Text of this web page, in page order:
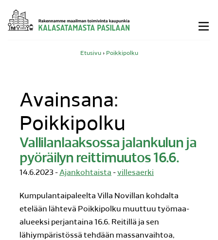
Siirry
sisältöön
Etusivu› Poikkipolku
Avainsana:
Poikkipolku
Vallilanlaaksossa jalankulun ja
pyöräilyn reittimuutos 16.6.
14.6.2023 -Ajankohtaista -villesaerki
Kumpulantaipaleelta Villa Novillan kohdalta
etelään lähtevä Poikkipolku muuttuu työmaa-
alueeksi perjantaina 16.6. Reitillä ja sen
lähiympäristössä tehdään massanvaihtoa,